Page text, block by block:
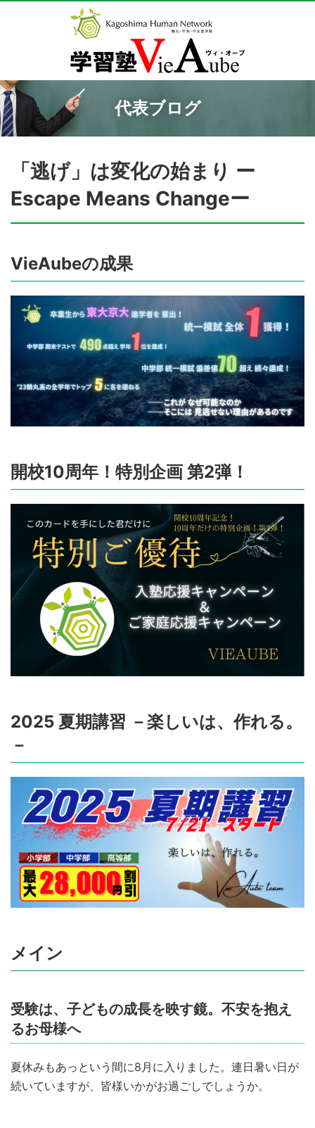
代表ブログ
「逃げ」は変化の始まり ー
Escape Means Changeー
VieAubeの成果
開校10周年！特別企画 第2弾！
2025 夏期講習 －楽しいは、作れる。
－
メイン
受験は、子どもの成長を映す鏡。不安を抱え
るお母様へ
夏休みもあっという間に8月に入りました。連日暑い日が
続いていますが、皆様いかがお過ごしでしょうか。